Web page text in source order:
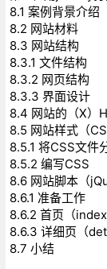
8.1 案例背景介绍
8.2 网站材料
8.3 网站结构
8.3.1 文件结构
8.3.2 网页结构
8.3.3 界面设计
8.4 网站的（X）
8.5 网站样式（
8.5.1 将CSS文件
8.5.2 编写CSS
8.6 网站脚本（
8.6.1 准备工作
8.6.2 首页（
8.6.3 详细页（
8.7 小结